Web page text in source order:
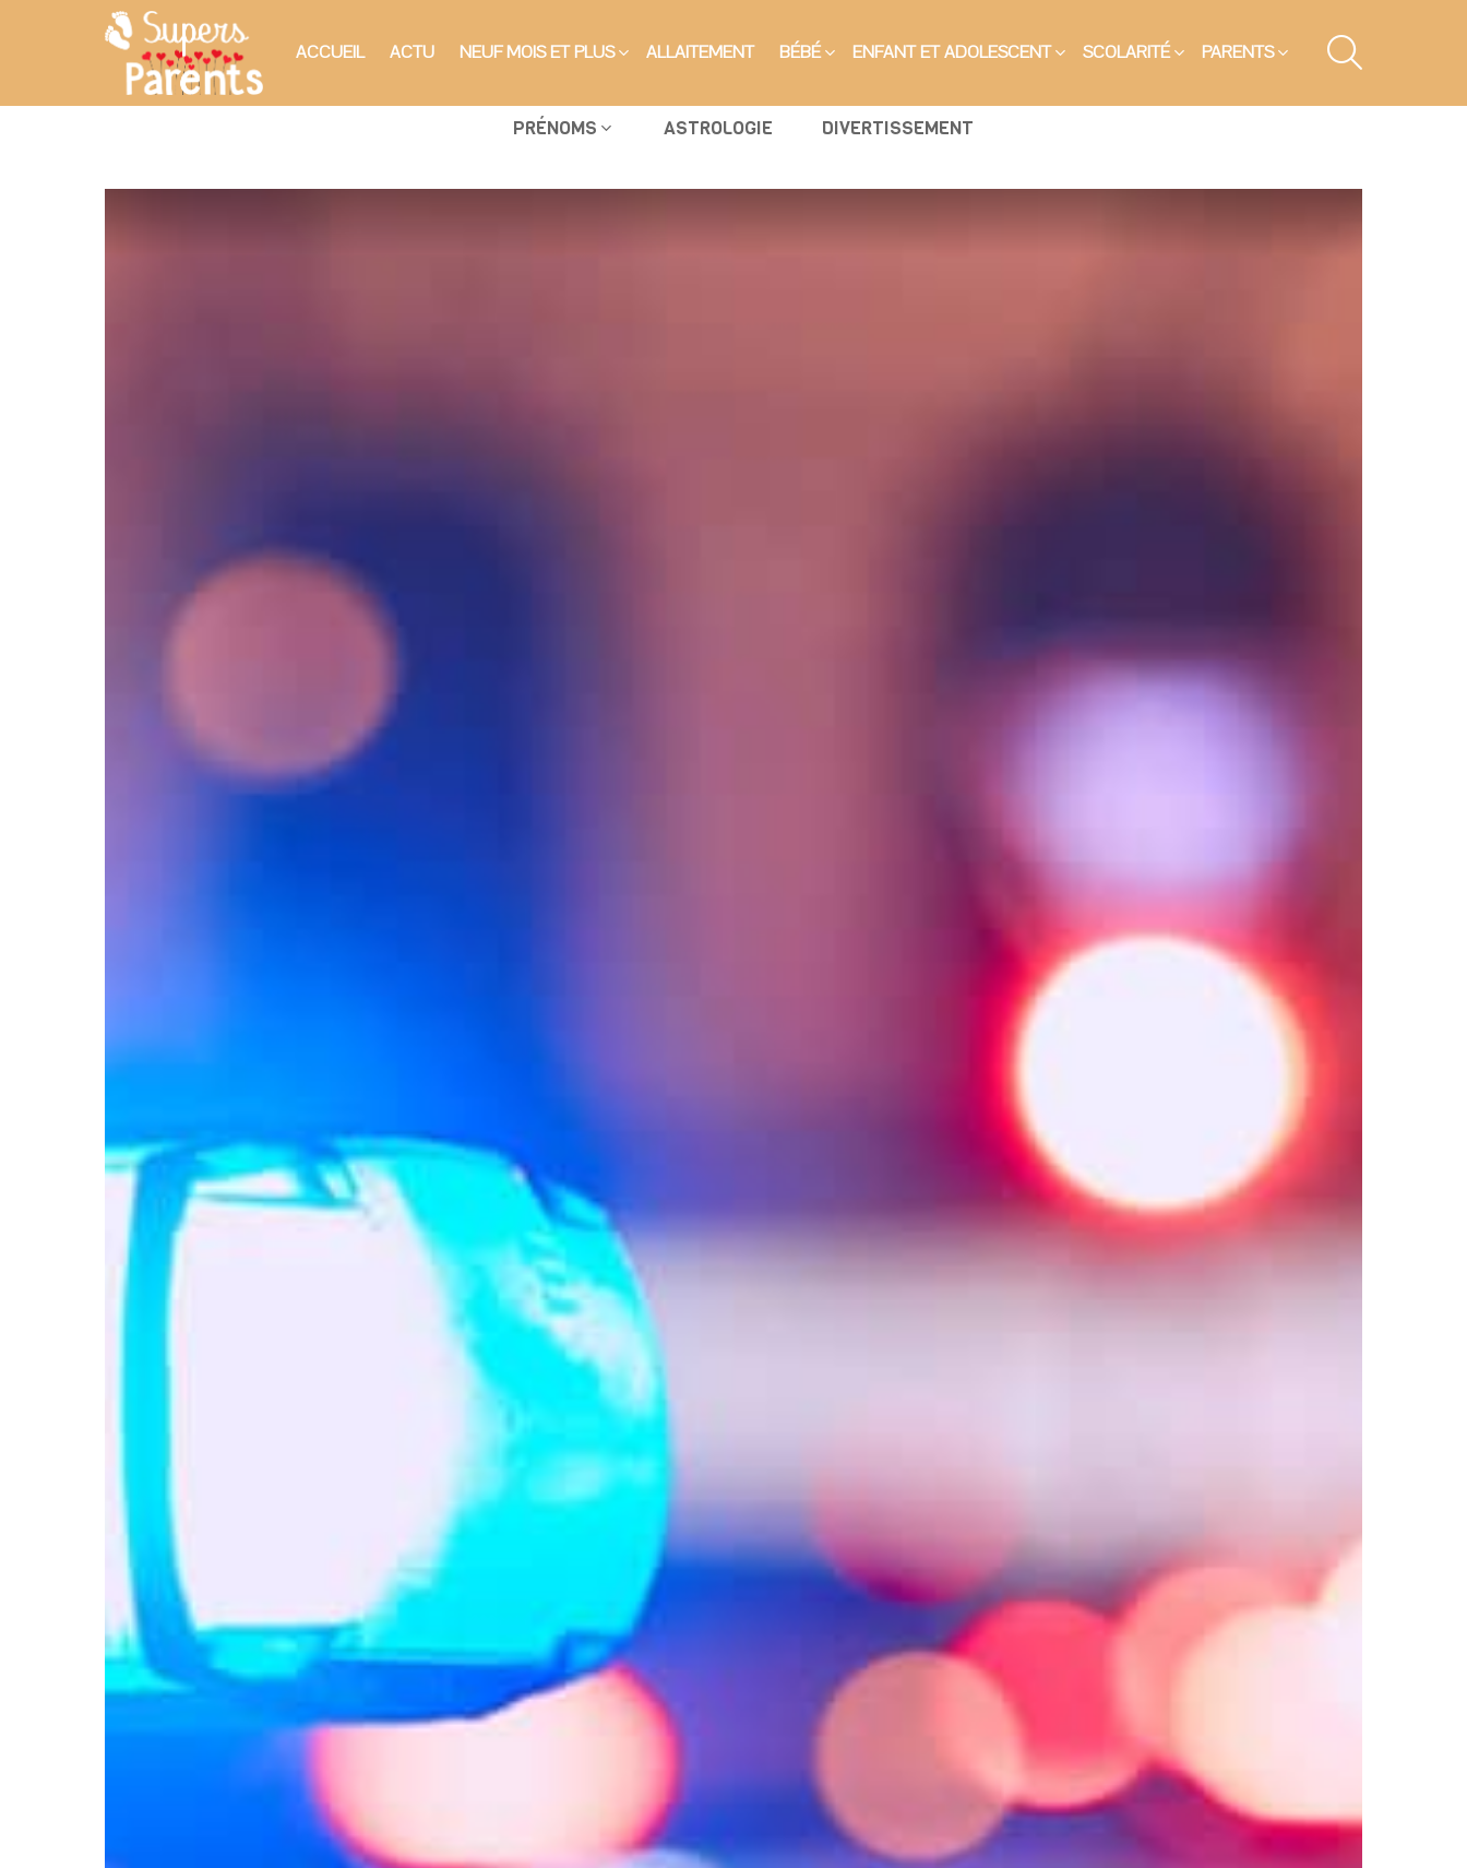
ACCUEIL ACTU NEUF MOIS ET PLUS ALLAITEMENT BÉBÉ ENFANT ET ADOLESCENT SCOLARITÉ PARENTS
PRÉNOMS ASTROLOGIE DIVERTISSEMENT